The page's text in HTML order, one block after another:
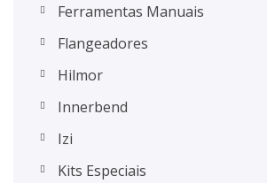
Ferramentas Manuais
Flangeadores
Hilmor
Innerbend
Izi
Kits Especiais